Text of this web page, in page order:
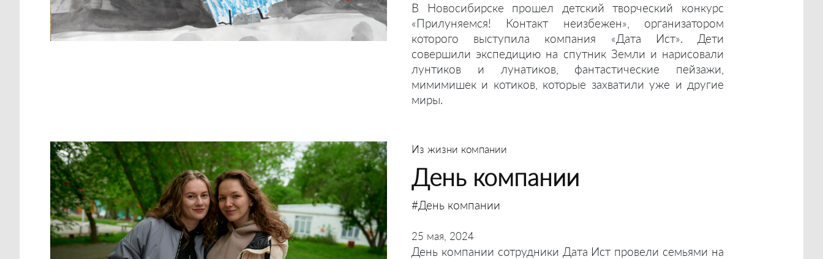
В Новосибирске прошел детский творческий конкурс
«Прилуняемся! Контакт неизбежен», организатором
которого выступила компания «Дата Ист». Дети
совершили экспедицию на спутник Земли и нарисовали
лунтиков и лунатиков, фантастические пейзажи,
мимимишек и котиков, которые захватили уже и другие
миры.
Из жизни компании
День компании
#День компании
25 мая, 2024
День компании сотрудники Дата Ист провели семьями на